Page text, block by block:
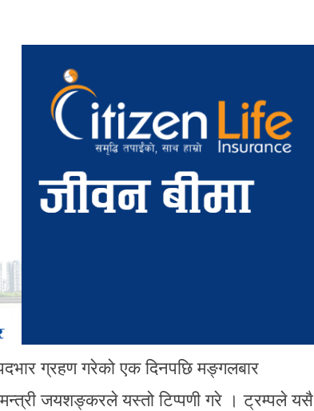
ग्रहण गरेको एक दिनपछि मङ्गलबार
जयशङ्करले यस्तो टिप्पणी गरे । ट्रम्पले यसै